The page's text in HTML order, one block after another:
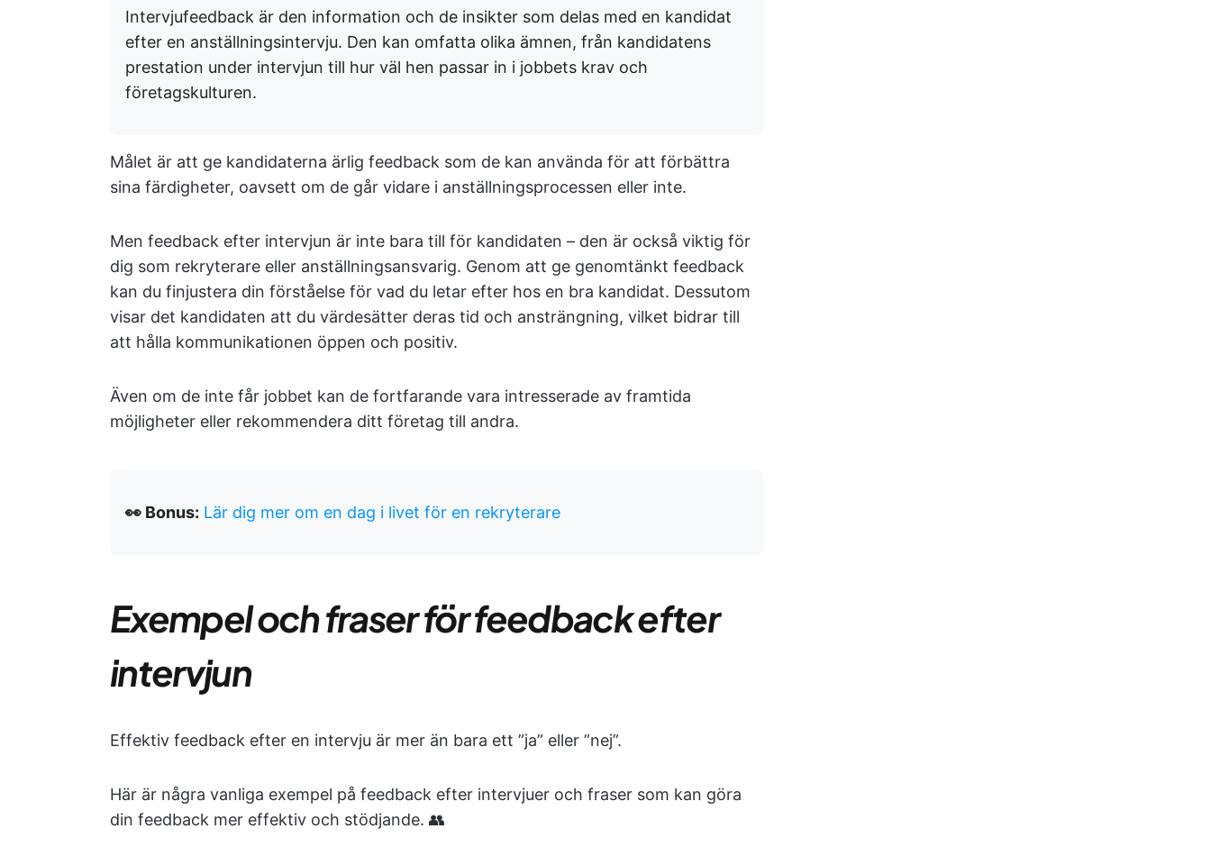
Intervjufeedback är den information och de insikter som delas med en kandidat
efter en anställningsintervju. Den kan omfatta olika ämnen, från kandidatens
prestation under intervjun till hur väl hen passar in i jobbets krav och
företagskulturen.
Målet är att ge kandidaterna ärlig feedback som de kan använda för att förbättra
sina färdigheter, oavsett om de går vidare i anställningsprocessen eller inte.
Men feedback efter intervjun är inte bara till för kandidaten – den är också viktig för
dig som rekryterare eller anställningsansvarig. Genom att ge genomtänkt feedback
kan du finjustera din förståelse för vad du letar efter hos en bra kandidat. Dessutom
visar det kandidaten att du värdesätter deras tid och ansträngning, vilket bidrar till
att hålla kommunikationen öppen och positiv.
Även om de inte får jobbet kan de fortfarande vara intresserade av framtida
möjligheter eller rekommendera ditt företag till andra.
👀 Bonus: Lär dig mer om en dag i livet för en rekryterare
Exempel och fraser för feedback efter
intervjun
Effektiv feedback efter en intervju är mer än bara ett ”ja” eller ”nej”.
Här är några vanliga exempel på feedback efter intervjuer och fraser som kan göra
din feedback mer effektiv och stödjande. 👥